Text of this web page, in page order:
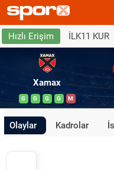
Hızlı Erişim İLK11 KUR
Xamax
G G G G M
Olaylar Kadrolar